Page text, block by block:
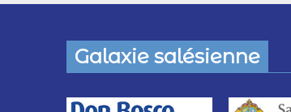
Galaxie salésienne